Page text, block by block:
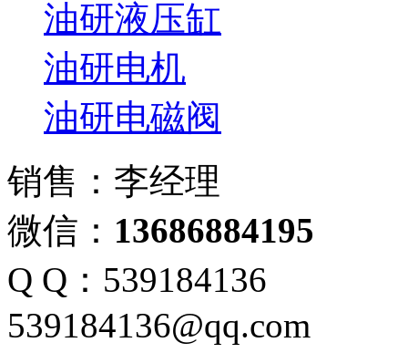
油研液压缸
油研电机
油研电磁阀
销售：李经理
微信： 13686884195
Q Q：539184136
539184136@qq.com